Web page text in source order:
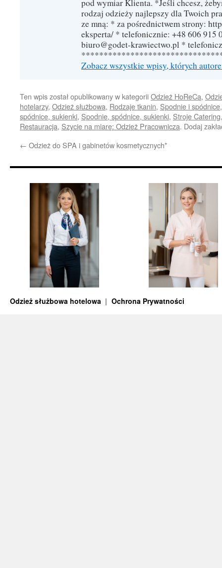
pod wymiar Klienta. *Jeśli chcesz,
rodzaj odzieży najlepszy dla Twoich
ze mną: * za pośrednictwem strony:
eksperta/ * telefonicznie: +48 606 915
biuro@godet-krawiectwo.pl *
Zobacz wszystkie wpisy, których
Ten wpis został opublikowany w kategoriiOdzież HoReCa,
hotelarzy, Odzież służbowa, Rodzaje tkanin, Spodnie i spódnice
spódnice, sukienki, Spodnie, spódnice, sukienki, Stroje Catering
Restauracja, Szycie na miarę: Odzież Pracownicza. Dodaj
← Odzież do SPA i gabinetów kosmetycznych*
Odzież służbowa hotelowa Ochrona Prywatności